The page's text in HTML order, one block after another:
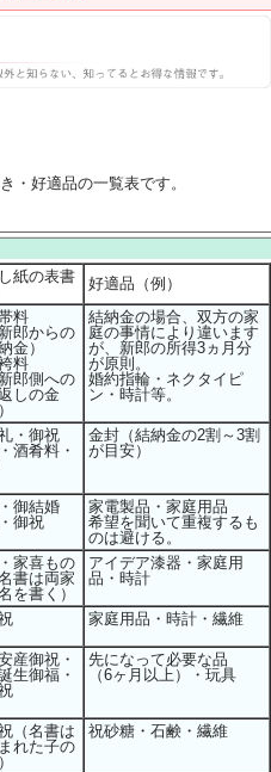
・好適品の一覧表です。
紙の表書
好適品（例）
料
新郎からの
金）
料
新郎側への
しの金
結納金の場合、双方の家
庭の事情により違います
が、新郎の所得3ヵ月分
が原則。
婚約指輪・ネクタイピ
ン・時計等。
・御祝
酒肴料・
金封（結納金の2割～3割
が目安）
御結婚
御祝
家電製品・家庭用品
希望を聞いて重複するも
のは避ける。
家喜もの
名書は両家
を書く）
アイデア漆器・家庭用
品・時計
家庭用品・時計・繊維
産御祝・
生御福・
先になって必要な品
（6ヶ月以上）・玩具
（名書は
れた子の
祝砂糖・石鹸・繊維